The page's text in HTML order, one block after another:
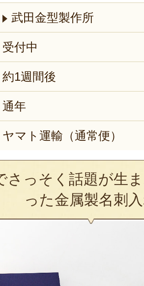
武田金型製作所
受付中
約1週間後
通年
ヤマト運輸（通常便）
さっそく話題が生
った金属製名刺